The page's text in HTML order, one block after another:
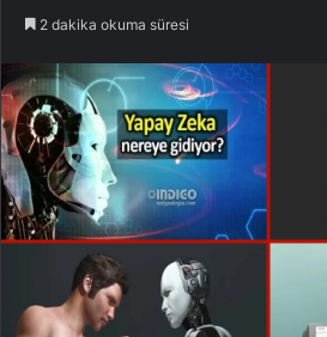
2 dakika okuma süresi